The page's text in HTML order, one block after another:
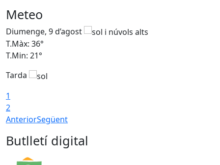
Meteo
Diumenge, 9 d’agost
T.Màx: 36°
T.Min: 21°
Tarda
1
2
AnteriorSegüent
Butlletí digital